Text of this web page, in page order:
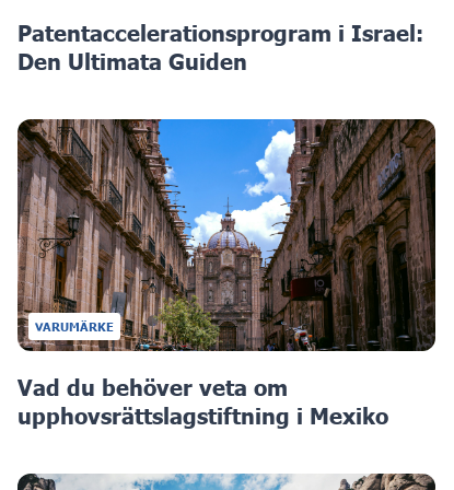
Patentaccelerationsprogram i Israel:
Den Ultimata Guiden
VARUMÄRKE
Vad du behöver veta om
upphovsrättslagstiftning i Mexiko